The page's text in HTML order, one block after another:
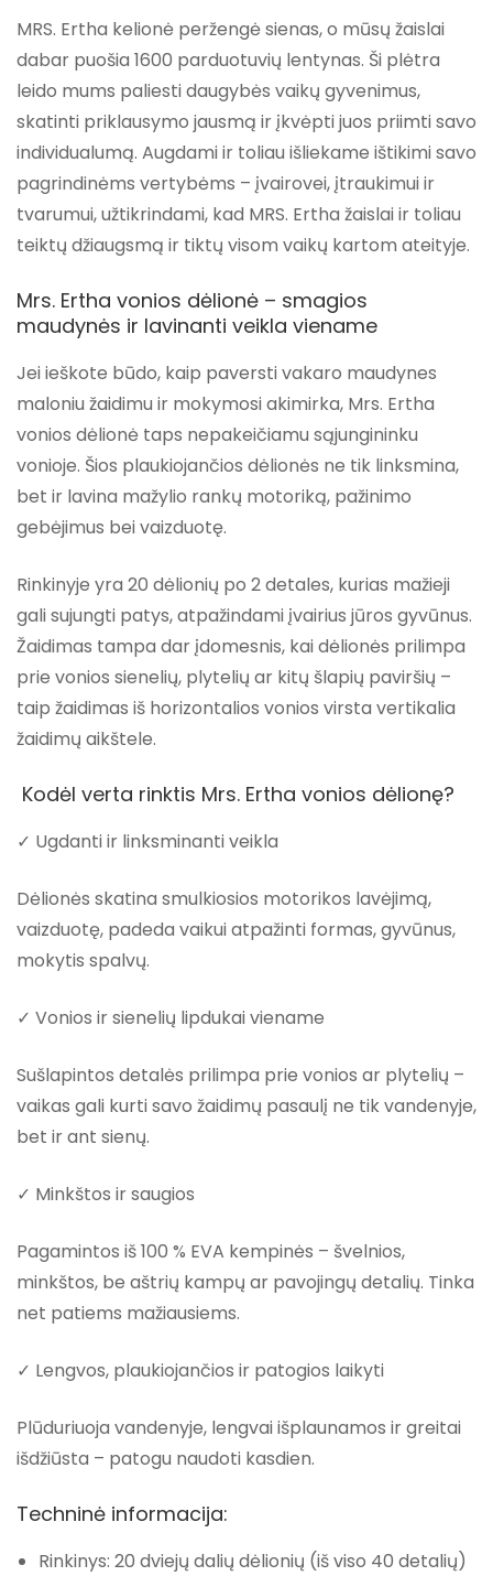
MRS. Ertha kelionė peržengė sienas, o mūsų žaislai
dabar puošia 1600 parduotuvių lentynas. Ši plėtra
leido mums paliesti daugybės vaikų gyvenimus,
skatinti priklausymo jausmą ir įkvėpti juos priimti savo
individualumą. Augdami ir toliau išliekame ištikimi savo
pagrindinėms vertybėms – įvairovei, įtraukimui ir
tvarumui, užtikrindami, kad MRS. Ertha žaislai ir toliau
teiktų džiaugsmą ir tiktų visom vaikų kartom ateityje.
Mrs. Ertha vonios dėlionė – smagios
maudynės ir lavinanti veikla viename
Jei ieškote būdo, kaip paversti vakaro maudynes
maloniu žaidimu ir mokymosi akimirka, Mrs. Ertha
vonios dėlionė taps nepakeičiamu sąjungininku
vonioje. Šios plaukiojančios dėlionės ne tik linksmina,
bet ir lavina mažylio rankų motoriką, pažinimo
gebėjimus bei vaizduotę.
Rinkinyje yra 20 dėlionių po 2 detales, kurias mažieji
gali sujungti patys, atpažindami įvairius jūros gyvūnus.
Žaidimas tampa dar įdomesnis, kai dėlionės prilimpa
prie vonios sienelių, plytelių ar kitų šlapių paviršių –
taip žaidimas iš horizontalios vonios virsta vertikalia
žaidimų aikštele.
Kodėl verta rinktis Mrs. Ertha vonios dėlionę?
✓ Ugdanti ir linksminanti veikla
Dėlionės skatina smulkiosios motorikos lavėjimą,
vaizduotę, padeda vaikui atpažinti formas, gyvūnus,
mokytis spalvų.
✓ Vonios ir sienelių lipdukai viename
Sušlapintos detalės prilimpa prie vonios ar plytelių –
vaikas gali kurti savo žaidimų pasaulį ne tik vandenyje,
bet ir ant sienų.
✓ Minkštos ir saugios
Pagamintos iš 100 % EVA kempinės – švelnios,
minkštos, be aštrių kampų ar pavojingų detalių. Tinka
net patiems mažiausiems.
✓ Lengvos, plaukiojančios ir patogios laikyti
Plūduriuoja vandenyje, lengvai išplaunamos ir greitai
išdžiūsta – patogu naudoti kasdien.
Techninė informacija:
Rinkinys: 20 dviejų dalių dėlionių (iš viso 40 detalių)